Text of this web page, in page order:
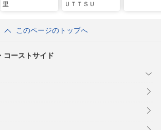
里
ＵＴＴＳＵ
このページのトップへ
コーストサイド